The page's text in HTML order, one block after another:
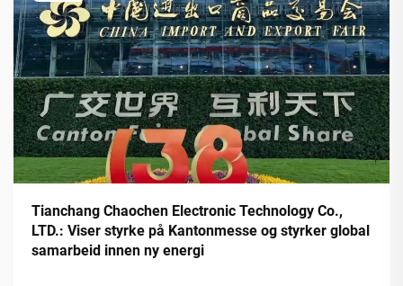
Tianchang Chaochen Electronic Technology Co.,
LTD.: Viser styrke på Kantonmesse og styrker global
samarbeid innen ny energi